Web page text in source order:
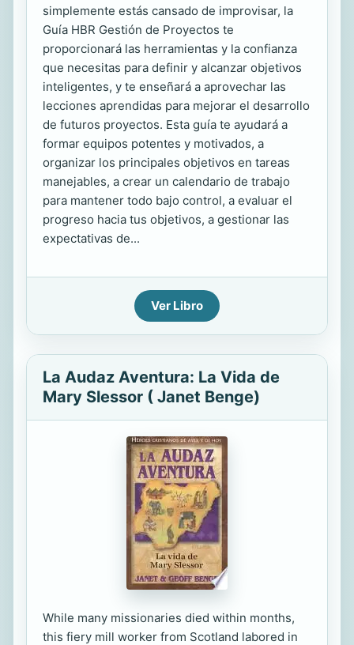
simplemente estás cansado de improvisar, la
Guía HBR Gestión de Proyectos te
proporcionará las herramientas y la confianza
que necesitas para definir y alcanzar objetivos
inteligentes, y te enseñará a aprovechar las
lecciones aprendidas para mejorar el desarrollo
de futuros proyectos. Esta guía te ayudará a
formar equipos potentes y motivados, a
organizar los principales objetivos en tareas
manejables, a crear un calendario de trabajo
para mantener todo bajo control, a evaluar el
progreso hacia tus objetivos, a gestionar las
expectativas de...
Ver Libro
La Audaz Aventura: La Vida de
Mary Slessor ( Janet Benge)
While many missionaries died within months,
this fiery mill worker from Scotland labored in